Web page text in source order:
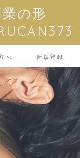
の形
へ 新規登録